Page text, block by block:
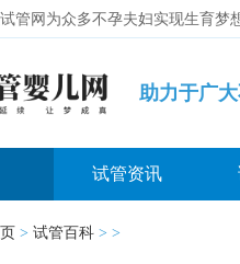
管网为众多不孕夫妇实现生育梦
助力于广
试管资讯
> 试管百科 > >